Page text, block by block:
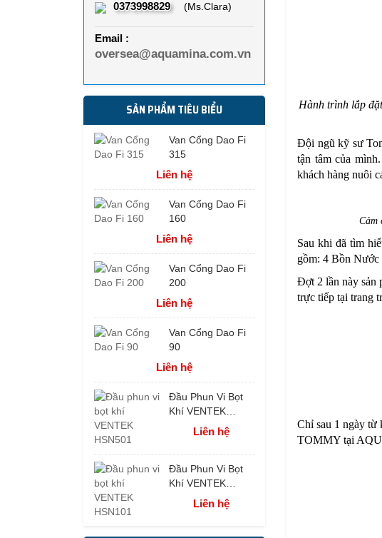
Hành trình lắp
Đội ngũ kỹ sư
tận tâm của
khách hàng nuôi
Cảm
Sau khi đã tìm
gồm: 4 Bồn Nước
Đợt 2 lần này sản
trực tiếp tại trang
Chỉ sau 1 ngày từ
TOMMY tại
0373998829 (Ms.Clara)
Email :
oversea@aquamina.com.vn
SẢN PHẨM TIÊU BIỂU
Van Cổng Dao Fi
315
Liên hệ
Van Cổng Dao Fi
160
Liên hệ
Van Cổng Dao Fi
200
Liên hệ
Van Cổng Dao Fi
90
Liên hệ
Đầu Phun Vi Bọt
Khí VENTEK
HSN501Liên hệ
Đầu Phun Vi Bọt
Khí VENTEK
HSN101Liên hệ